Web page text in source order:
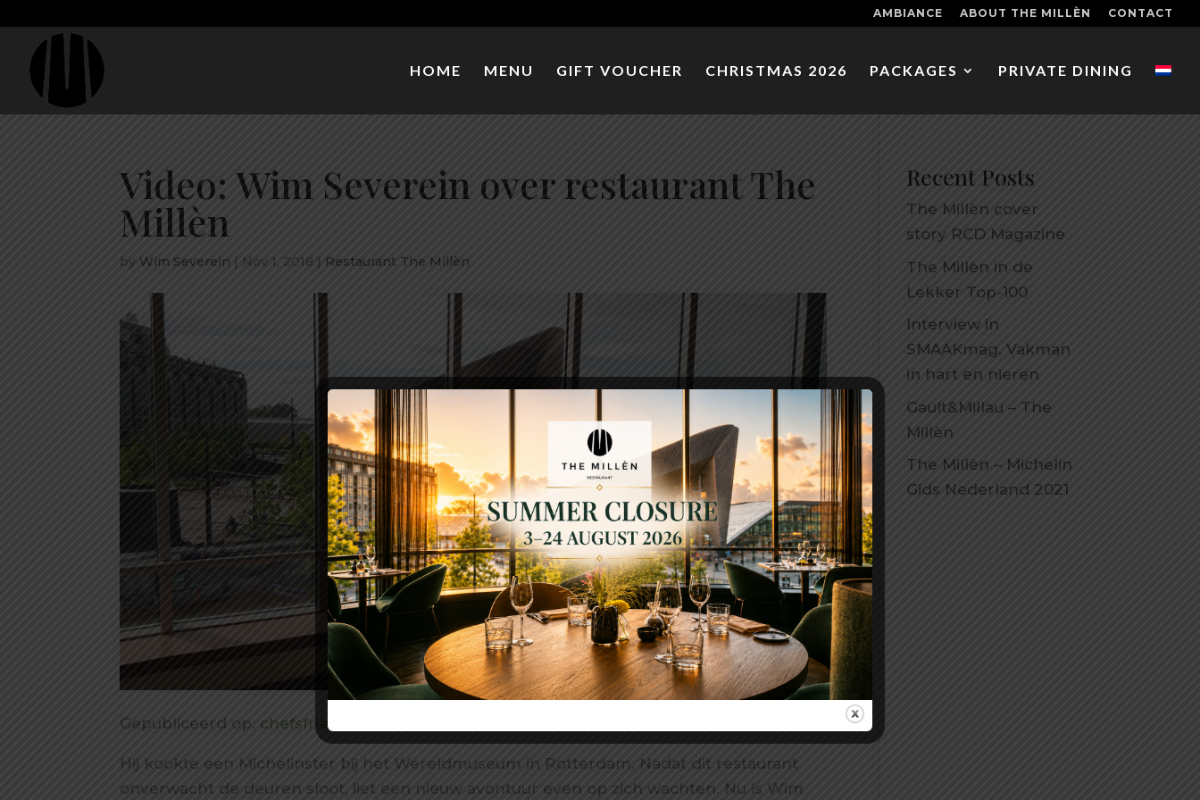
AMBIANCE ABOUT THE MILLÈN CONTACT
HOME MENU GIFT VOUCHER CHRISTMAS 2026 PACKAGES PRIVATE DINING
Video: Wim Severein over restaurant The
Millèn
byWim Severein | Nov 1, 2018 Restaurant The Millèn
Gepubliceerd op: chefsfriends.nl
Hij kookte een Michelinster bij het Wereldmuseum in Rotterdam. Nadat dit restaurant
onverwacht de deuren sloot, liet een nieuw avontuur even op zich wachten. Nu is Wim
Recent Posts
The Millèn cover
story RCD Magazine
The Millèn in de
Lekker Top-100
Interview in
SMAAKmag. Vakman
in hart en nieren
Gault&Millau – The
Millèn
The Millèn – Michelin
Gids Nederland 2021